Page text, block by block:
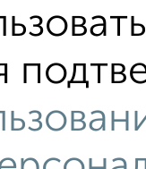
ВТБ,
000 рублей